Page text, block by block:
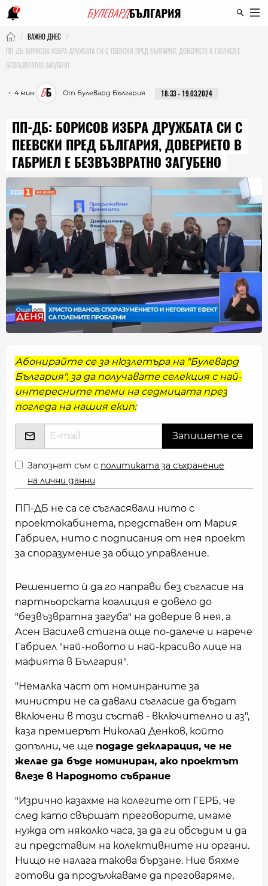
7
ВАЖНО ДНЕС
ПП-ДБ: БОРИСОВ ИЗБРА ДРУЖБАТА СИ С ПЕЕВСКИ ПРЕД БЪЛГАРИЯ, ДОВЕРИЕТО В ГАБРИЕЛ Е
БЕЗВЪЗВРАТНО ЗАГУБЕНО
・ 4 мин. От Булевард България 18:33 - 19.03.2024
ПП-ДБ: БОРИСОВ ИЗБРА ДРУЖБАТА СИ С
ПЕЕВСКИ ПРЕД БЪЛГАРИЯ, ДОВЕРИЕТО В
ГАБРИЕЛ Е БЕЗВЪЗВРАТНО ЗАГУБЕНО
Абонирайте се за нюзлетъра на "Булевард
България", за да получавате селекция с най-
интересните теми на седмицата през
погледа на нашия екип:
Запознат съм с политиката за съхранение
на лични данни
ПП-ДБ не са се съгласявали нито с
проектокабинета, представен от Мария
Габриел, нито с подписания от нея проект
за споразумение за общо управление.
Решението ѝ да го направи без съгласие на
партньорската коалиция е довело до
"безвъзвратна загуба" на доверие в нея, а
Асен Василев стигна още по-далече и нарече
Габриел "най-новото и най-красиво лице на
мафията в България".
"Немалка част от номинраните за
министри не са давали съгласие да бъдат
включени в този състав - включително и аз",
каза премиерът Николай Денков, който
допълни, че ще подаде декларация, че не
желае да бъде номиниран, ако проектът
влезе в Народното събрание
"Изрично казахме на колегите от ГЕРБ, че
след като свършат преговорите, имаме
нужда от няколко часа, за да ги обсъдим и да
ги представим на колективните ни органи.
Нищо не налага такова бързане. Ние бяхме
готови да продължаваме да преговаряме,